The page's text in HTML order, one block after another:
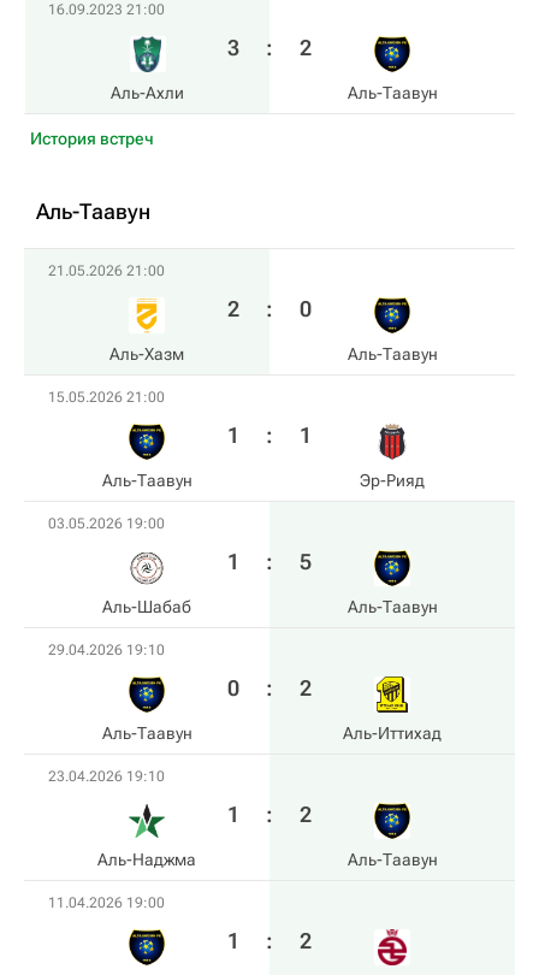
16.09.2023 21:00
Аль-Ахли
3 : 2
Аль-Таавун
История встреч
Аль-Таавун
21.05.2026 21:00
Аль-Хазм
2 : 0
Аль-Таавун
15.05.2026 21:00
Аль-Таавун
1 : 1
Эр-Рияд
03.05.2026 19:00
Аль-Шабаб
1 : 5
Аль-Таавун
29.04.2026 19:10
Аль-Таавун
0 : 2
Аль-Иттихад
23.04.2026 19:10
Аль-Наджма
1 : 2
Аль-Таавун
11.04.2026 19:00
1 : 2